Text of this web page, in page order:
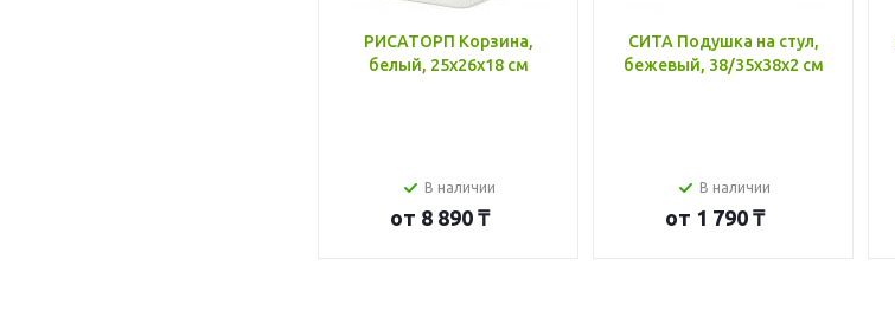
РИСАТОРП Корзина,
белый, 25x26x18 см
В наличии
от 8 890 ₸
СИТА Подушка на стул,
бежевый, 38/35x38x2 см
В наличии
от 1 790 ₸